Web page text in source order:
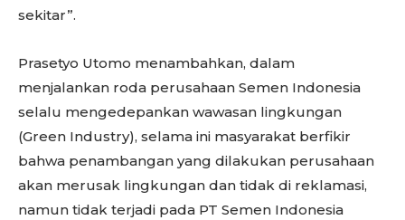
sekitar”.
Prasetyo Utomo menambahkan, dalam
menjalankan roda perusahaan Semen Indonesia
selalu mengedepankan wawasan lingkungan
(Green Industry), selama ini masyarakat berfikir
bahwa penambangan yang dilakukan perusahaan
akan merusak lingkungan dan tidak di reklamasi,
namun tidak terjadi pada PT Semen Indonesia